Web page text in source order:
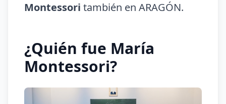
Montessori también en ARAGÓN.
¿Quién fue María
Montessori?